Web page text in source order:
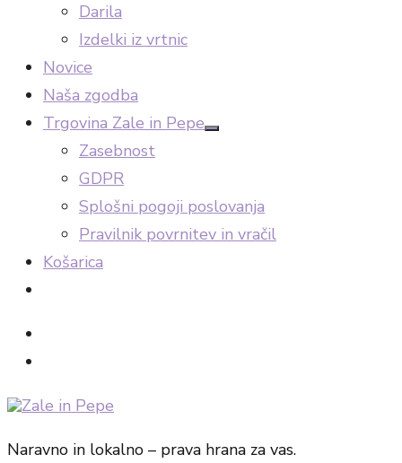
Darila
Izdelki iz vrtnic
Novice
Naša zgodba
Trgovina Zale in Pepe
Show
Zasebnost
GDPR
Splošni pogoji poslovanja
Pravilnik povrnitev in vračil
Košarica
Naravno in lokalno – prava hrana za vas.